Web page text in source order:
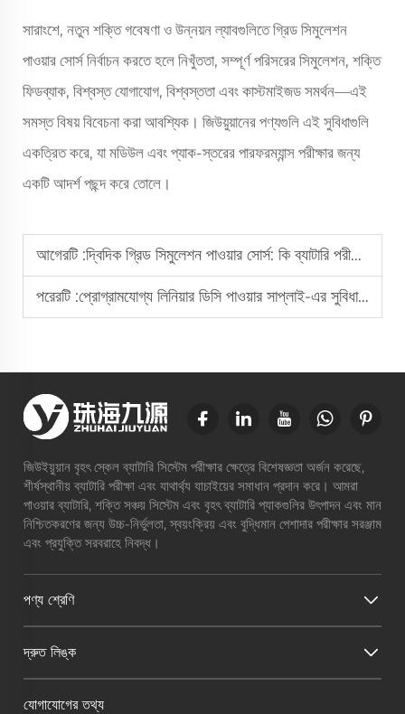
সারাংশে, নতুন শক্তি গবেষণা ও উন্নয়ন ল্যাবগুলিতে গ্রিড সিমুলেশন
পাওয়ার সোর্স নির্বাচন করতে হলে নিখুঁততা, সম্পূর্ণ পরিসরের সিমুলেশন, শক্তি
ফিডব্যাক, বিশ্বস্ত যোগাযোগ, বিশ্বস্ততা এবং কাস্টমাইজড সমর্থন—এই
সমস্ত বিষয় বিবেচনা করা আবশ্যিক। জিউয়ুয়ানের পণ্যগুলি এই সুবিধাগুলি
একত্রিত করে, যা মডিউল এবং প্যাক-স্তরের পারফরম্যান্স পরীক্ষার জন্য
একটি আদর্শ পছন্দ করে তোলে।
আগেরটি :দ্বিদিক গ্রিড সিমুলেশন পাওয়ার সোর্স: কি ব্যাটারি পরীক্ষায় শক্তি ক্ষতি কমাতে পারে?
পরেরটি :প্রোগ্রামযোগ্য লিনিয়ার ডিসি পাওয়ার সাপ্লাই-এর সুবিধাসমূহ
জিউইয়ুয়ান বৃহৎ স্কেল ব্যাটারি সিস্টেম পরীক্ষার ক্ষেত্রে বিশেষজ্ঞতা অর্জন করেছে,
শীর্ষস্থানীয় ব্যাটারি পরীক্ষা এবং যাথার্থ্য যাচাইয়ের সমাধান প্রদান করে। আমরা
পাওয়ার ব্যাটারি, শক্তি সঞ্চয় সিস্টেম এবং বৃহৎ ব্যাটারি প্যাকগুলির উৎপাদন এবং মান
নিশ্চিতকরণের জন্য উচ্চ-নির্ভুলতা, স্বয়ংক্রিয় এবং বুদ্ধিমান পেশাদার পরীক্ষার সরঞ্জাম
এবং প্রযুক্তি সরবরাহে নিবদ্ধ।
পণ্য শ্রেণি
দ্রুত লিঙ্ক
যোগাযোগের তথ্য